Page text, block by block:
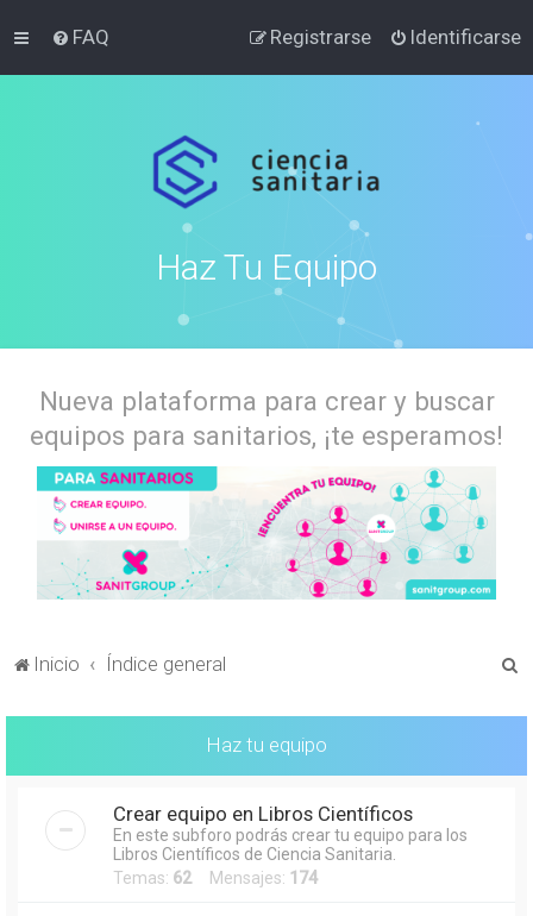
FAQ Identificarse
Registrarse
Haz Tu Equipo
Nueva plataforma para crear y buscar
equipos para sanitarios, ¡te esperamos!
Inicio Índice general
Haz tu equipo
Crear equipo en Libros Científicos
En este subforo podrás crear tu equipo para los
Libros Científicos de Ciencia Sanitaria.
Temas: 62Mensajes: 174